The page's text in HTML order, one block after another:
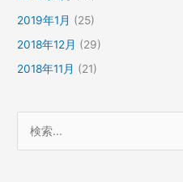
2019年1月 (25)
2018年12月 (29)
2018年11月 (21)